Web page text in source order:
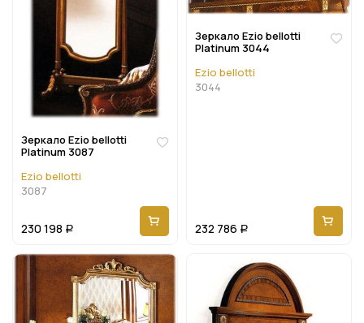
Зеркало Ezio bellotti
Platinum 3087
Ezio bellotti
3087
230 198 Р
Зеркало Ezio bellotti
Platinum 3044
Ezio bellotti
3044
232 786 Р